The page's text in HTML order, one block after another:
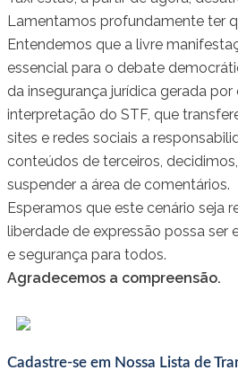
Lamentamos profundamente ter
Entendemos que a livre
essencial para o debate
da insegurança jurídica gerada por
interpretação do STF, que
sites e redes sociais a
conteúdos de terceiros,
suspender a área de comentários.
Esperamos que este cenário seja
liberdade de expressão possa ser
e segurança para todos.
Agradecemos a compreensão.
Cadastre-se em Nossa Lista de